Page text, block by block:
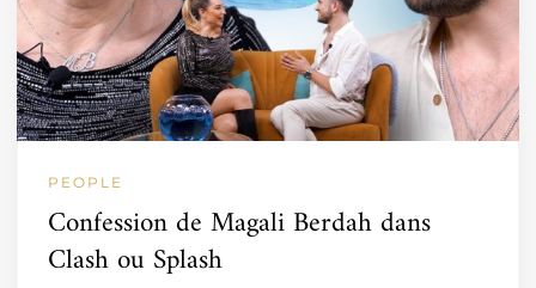
PEOPLE
Confession de Magali Berdah dans
Clash ou Splash